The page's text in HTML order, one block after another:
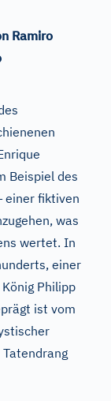
Ramiro
Beispiel des
einer fiktiven
was
wertet. In
einer
Philipp
ist vom